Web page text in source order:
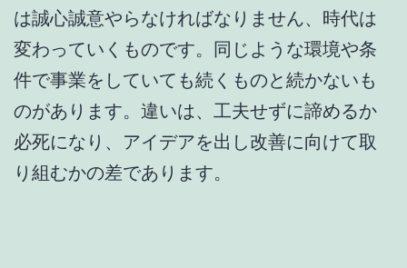
は誠心誠意やらなければなりません、時代は
変わっていくものです。同じような環境や条
件で事業をしていても続くものと続かないも
のがあります。違いは、工夫せずに諦めるか
必死になり、アイデアを出し改善に向けて取
り組むかの差であります。